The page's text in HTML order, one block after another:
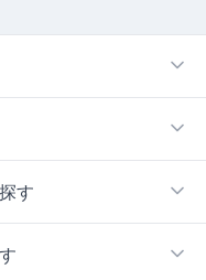
す